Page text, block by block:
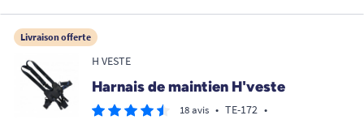
Livraison offerte
H VESTE
Harnais de maintien H'veste
18 avis • TE-172 •